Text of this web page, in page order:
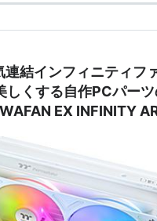
結インフィニティフ
くする自作PCパー
EX INFINITY